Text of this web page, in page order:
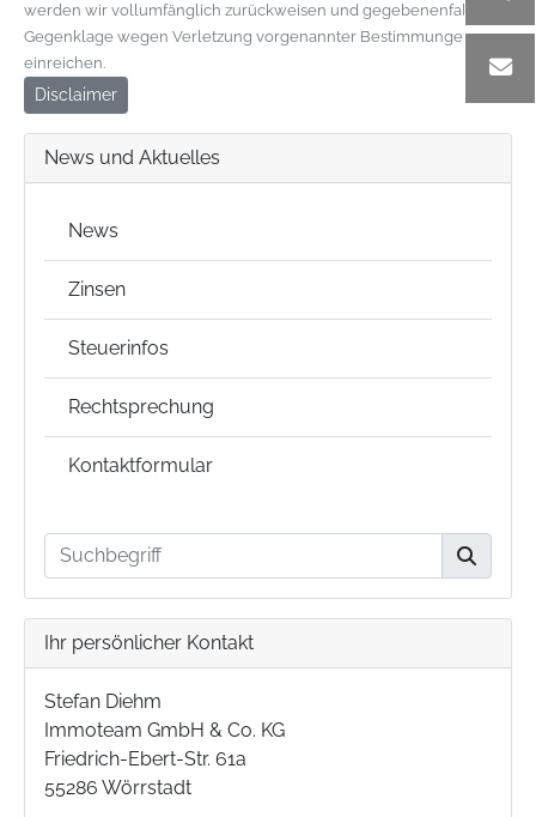
werden wir vollumfänglich zurückweisen und gegebenenfalls
Gegenklage wegen Verletzung vorgenannter Bestimmungen
einreichen.
Disclaimer
News und Aktuelles
News
Zinsen
Steuerinfos
Rechtsprechung
Kontaktformular
Ihr persönlicher Kontakt
Stefan Diehm
Immoteam GmbH & Co. KG
Friedrich-Ebert-Str. 61a
55286 Wörrstadt